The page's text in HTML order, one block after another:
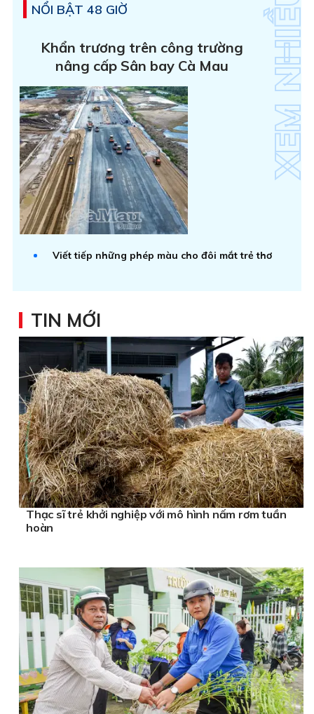
NỔI BẬT 48 GIỜ
Khẩn trương trên công trường
nâng cấp Sân bay Cà Mau
Viết tiếp những phép màu cho đôi mắt trẻ thơ
TIN MỚI
Thạc sĩ trẻ khởi nghiệp với mô hình nấm rơm tuần
hoàn